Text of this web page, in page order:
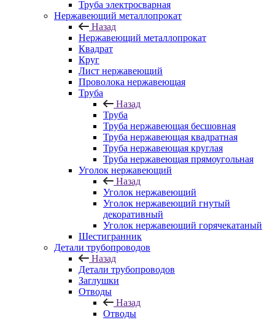
Труба электросварная
Нержавеющий металлопрокат
Назад
Нержавеющий металлопрокат
Квадрат
Круг
Лист нержавеющий
Проволока нержавеющая
Труба
Назад
Труба
Труба нержавеющая бесшовная
Труба нержавеющая квадратная
Труба нержавеющая круглая
Труба нержавеющая прямоугольная
Уголок нержавеющий
Назад
Уголок нержавеющий
Уголок нержавеющий гнутый
декоративный
Уголок нержавеющий горячекатаный
Шестигранник
Детали трубопроводов
Назад
Детали трубопроводов
Заглушки
Отводы
Назад
Отводы